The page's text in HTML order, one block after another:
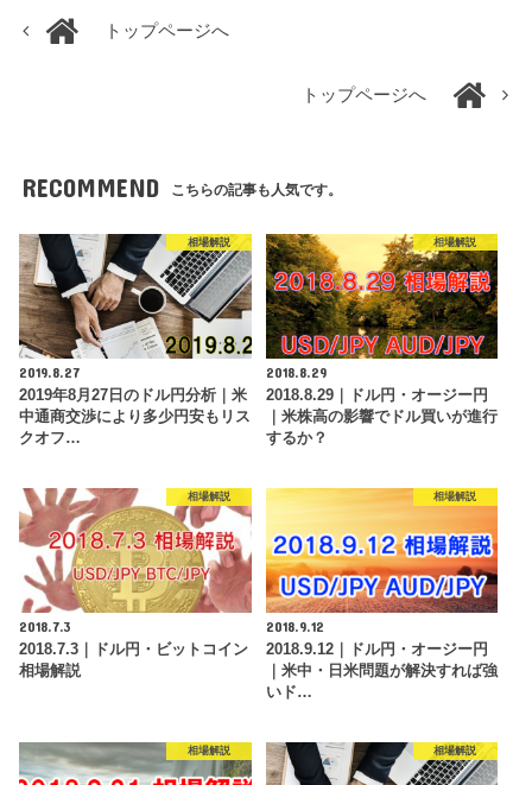
トップページへ
トップページへ
RECOMMEND こちらの記事も人気です。
相場解説
2019.8.27
2019年8月27日のドル円分析｜米
中通商交渉により多少円安もリス
クオフ…
相場解説
2018.8.29
2018.8.29｜ドル円・オージー円
｜米株高の影響でドル買いが進行
するか？
相場解説
2018.7.3
2018.7.3｜ドル円・ビットコイン
相場解説
相場解説
2018.9.12
2018.9.12｜ドル円・オージー円
｜米中・日米問題が解決すれば強
いド…
相場解説 相場解説